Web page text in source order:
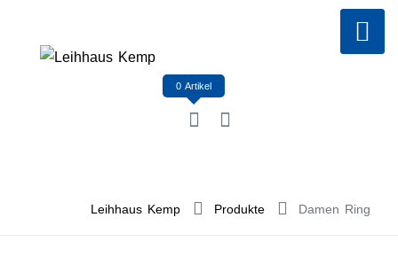
content
0 Artikel
Leihhaus Kemp Produkte Damen Ring